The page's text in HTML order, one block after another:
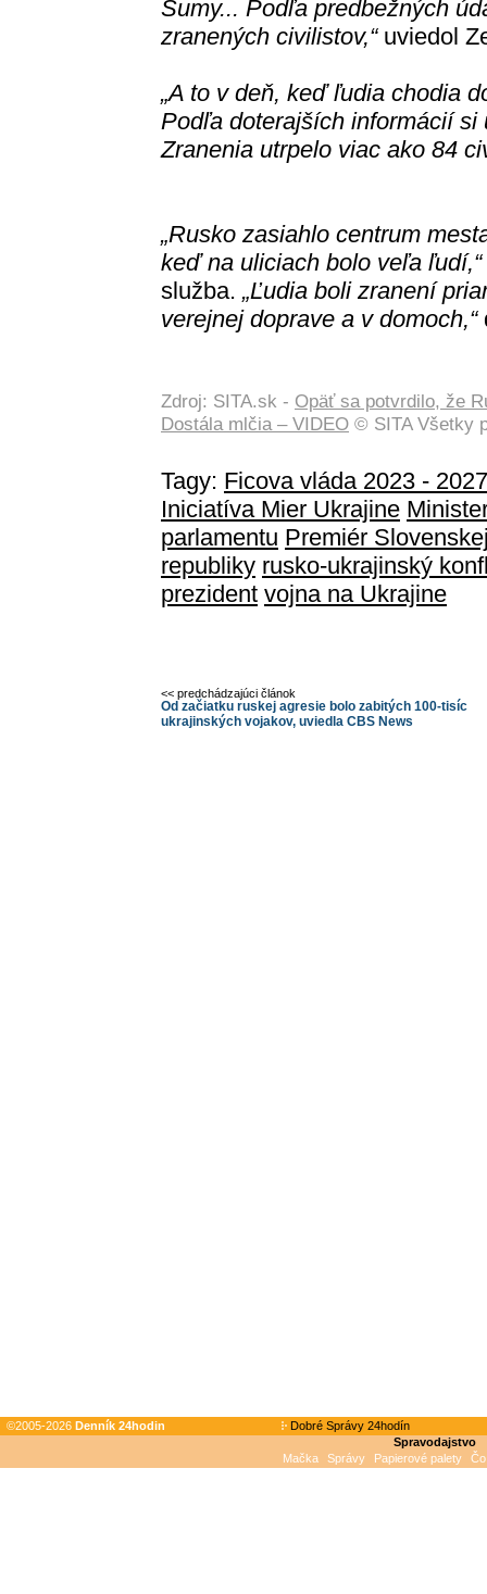
Sumy... Podľa predbežných
zranených civilistov,“uviedol
„A to v deň, keď ľudia chodia
Podľa doterajších informácií
Zranenia utrpelo viac ako 84
„Rusko zasiahlo centrum
keď na uliciach bolo veľa ľudí,“
služba. „Ľudia boli zranení
verejnej doprave a v domoch,“
Zdroj: SITA.sk - Opäť sa potvrdilo, že
Dostála mlčia – VIDEO © SITA Všetky
Tagy: Ficova vláda 2023 -
Iniciatíva Mier Ukrajine
parlamentu Premiér
republiky rusko-ukrajinský
prezident vojna na Ukrajine
<< predchádzajúci článok
Od začiatku ruskej agresie bolo zabitých 100-tisíc
ukrajinských vojakov, uviedla CBS News
©2005-2026 Denník 24hodin
Dobré Správy 24hodín
Spravodajstvo
Mačka
Správy Papierové palety